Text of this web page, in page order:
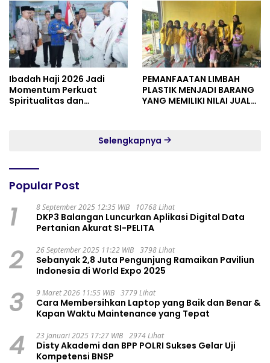
Ibadah Haji 2026 Jadi
Momentum Perkuat
Spiritualitas dan
PEMANFAATAN LIMBAH
PLASTIK MENJADI BARANG
YANG MEMILIKI NILAI JUAL
Selengkapnya
Popular Post
1 8 September 2025 12:35 WIB 10768 Lihat
DKP3 Balangan Luncurkan Aplikasi Digital Data
Pertanian Akurat SI-PELITA
2 26 September 2025 11:22 WIB 3798 Lihat
Sebanyak 2,8 Juta Pengunjung Ramaikan Paviliun
Indonesia di World Expo 2025
3 9 Maret 2026 11:55 WIB 3779 Lihat
Cara Membersihkan Laptop yang Baik dan Benar &
Kapan Waktu Maintenance yang Tepat
4 23 Januari 2025 17:27 WIB 2974 Lihat
Disty Akademi dan BPP POLRI Sukses Gelar Uji
Kompetensi BNSP